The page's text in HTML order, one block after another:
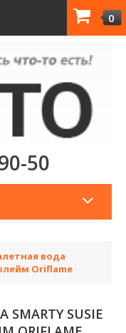
0
50
вода
Oriflame
SUSIE